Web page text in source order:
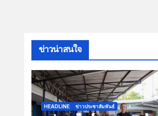
ข่าวน่าสนใจ
HEADLINE ข่าวประชาสัมพันธ์